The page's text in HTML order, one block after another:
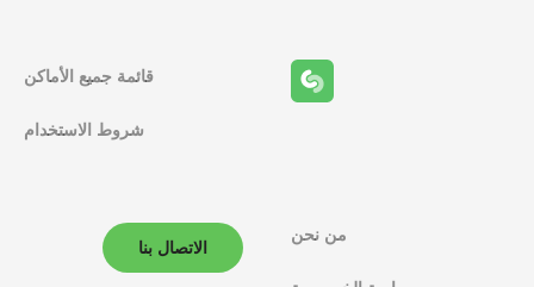
قائمة جميع الأماكن
شروط الاستخدام
من نحن
الاتصال بنا